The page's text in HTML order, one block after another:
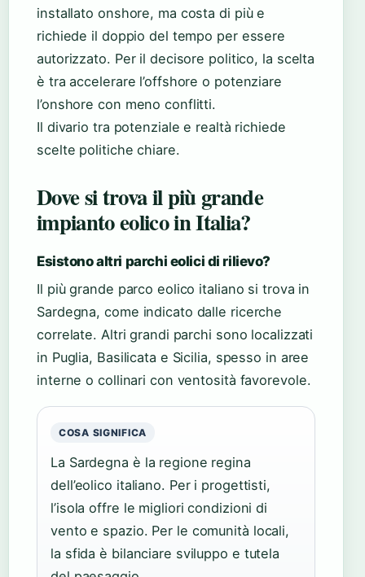
installato onshore, ma costa di più e
richiede il doppio del tempo per essere
autorizzato. Per il decisore politico, la scelta
è tra accelerare l’offshore o potenziare
l’onshore con meno conflitti.
Il divario tra potenziale e realtà richiede
scelte politiche chiare.
Dove si trova il più grande
impianto eolico in Italia?
Esistono altri parchi eolici di rilievo?
Il più grande parco eolico italiano si trova in
Sardegna, come indicato dalle ricerche
correlate. Altri grandi parchi sono localizzati
in Puglia, Basilicata e Sicilia, spesso in aree
interne o collinari con ventosità favorevole.
COSA SIGNIFICA
La Sardegna è la regione regina
dell’eolico italiano. Per i progettisti,
l’isola offre le migliori condizioni di
vento e spazio. Per le comunità locali,
la sfida è bilanciare sviluppo e tutela